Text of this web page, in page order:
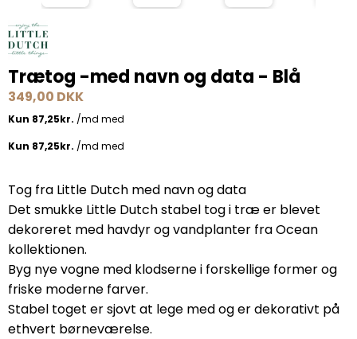
Trætog -med navn og data - Blå
349,00 DKK
Tog fra Little Dutch med navn og data
Det smukke Little Dutch stabel tog i træ er blevet
dekoreret med havdyr og vandplanter fra Ocean
kollektionen.
Byg nye vogne med klodserne i forskellige former og
friske moderne farver.
Stabel toget er sjovt at lege med og er dekorativt på
ethvert børneværelse.